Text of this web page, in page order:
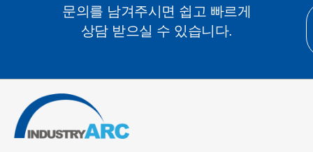
문의를 남겨주시면 쉽고 빠르게
상담 받으실 수 있습니다.